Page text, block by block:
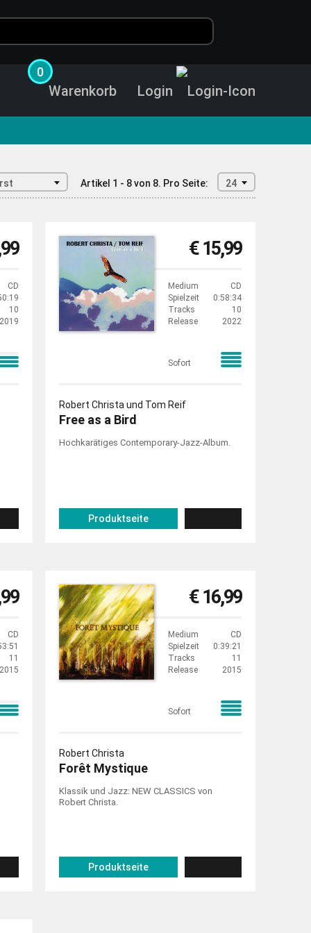
Login
Warenkorb
0
Artikel 1 - 8 von 8. Pro Seite: 24
CD
10
2019
€ 15,99
Medium
CD
Spielzeit
0:58:34
Tracks
10
Release
2022
Sofort
Robert Christa und Tom Reif
Free as a Bird
Hochkarätiges Contemporary-Jazz-Album.
Produktseite
CD
11
2015
€ 16,99
Medium
CD
Spielzeit
0:39:21
Tracks
11
Release
2015
Sofort
Robert Christa
Forêt Mystique
Klassik und Jazz: NEW CLASSICS von
Robert Christa.
Produktseite